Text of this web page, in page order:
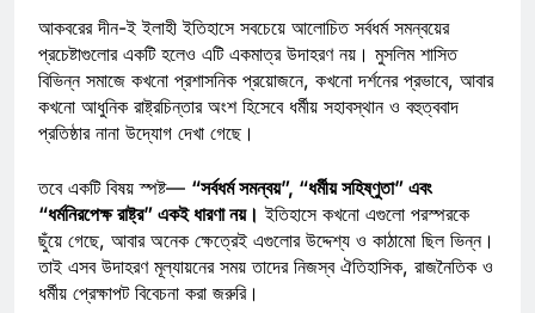
আকবরের দীন-ই ইলাহী ইতিহাসে সবচেয়ে আলোচিত সর্বধর্ম সমন্বয়ের
প্রচেষ্টাগুলোর একটি হলেও এটি একমাত্র উদাহরণ নয়। মুসলিম শাসিত
বিভিন্ন সমাজে কখনো প্রশাসনিক প্রয়োজনে, কখনো দর্শনের প্রভাবে, আবার
কখনো আধুনিক রাষ্ট্রচিন্তার অংশ হিসেবে ধর্মীয় সহাবস্থান ও বহুত্ববাদ
প্রতিষ্ঠার নানা উদ্যোগ দেখা গেছে।
তবে একটি বিষয় স্পষ্ট— “সর্বধর্ম সমন্বয়”, “ধর্মীয় সহিষ্ণুতা” এবং
“ধর্মনিরপেক্ষ রাষ্ট্র” একই ধারণা নয়। ইতিহাসে কখনো এগুলো পরস্পরকে
ছুঁয়ে গেছে, আবার অনেক ক্ষেত্রেই এগুলোর উদ্দেশ্য ও কাঠামো ছিল ভিন্ন।
তাই এসব উদাহরণ মূল্যায়নের সময় তাদের নিজস্ব ঐতিহাসিক, রাজনৈতিক ও
ধর্মীয় প্রেক্ষাপট বিবেচনা করা জরুরি।